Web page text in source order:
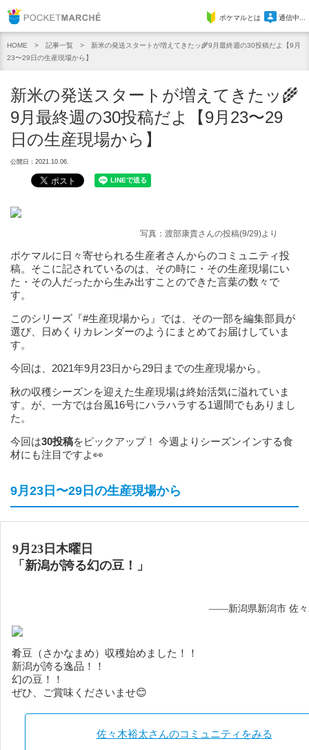
Pocket Marcheポケマルとは 通信中...
HOME 記事一覧
新米の発送スタートが増えてきたッ🌾9月最終週の30投稿だよ【9月
23〜29日の生産現場から】
新米の発送スタートが増えてきたッ🌾
9月最終週の30投稿だよ【9月23〜29
日の生産現場から】
公開日：2021.10.06.
写真：渡部康貴さんの投稿(9/29)より
ポケマルに日々寄せられる生産者さんからのコミュニティ投
稿。そこに記されているのは、その時に・その生産現場にい
た・その人だったから生み出すことのできた言葉の数々で
す。
このシリーズ『#生産現場から』では、その一部を編集部員が
選び、日めくりカレンダーのようにまとめてお届けしていま
す。
今回は、2021年9月23日から29日までの生産現場から。
秋の収穫シーズンを迎えた生産現場は終始活気に溢れていま
す。が、一方では台風16号にハラハラする1週間でもありまし
た。
今回は30投稿をピックアップ！ 今週よりシーズンインする食
材にも注目ですよ👀
9月23日〜29日の生産現場から
9月23日木曜日
「新潟が誇る幻の豆！」
——新潟県新潟市 佐々
肴豆（さかなまめ）収穫始めました！！
新潟が誇る逸品！！
幻の豆！！
ぜひ、ご賞味くださいませ😊
佐々木裕太さんのコミュニティをみる